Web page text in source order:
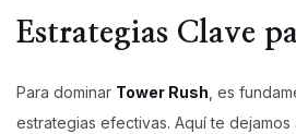
Estrategias Clave
Para dominar Tower Rush , es
estrategias efectivas. Aquí te dejamos